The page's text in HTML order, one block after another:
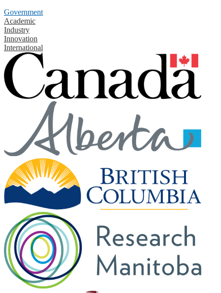
Government
Academic
Industry
Innovation
International